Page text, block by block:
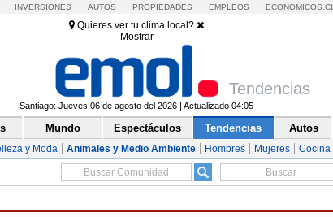
INVERSIONES AUTOS PROPIEDADES EMPLEOS ECONÓMICOS.CL
Quieres ver tu clima local?
Mostrar
Tendencias
Santiago: Jueves 06 de agosto del 2026 | Actualizado 04:05
Mundo Espectáculos Tendencias Autos
y Moda Animales y Medio Ambiente Hombres Mujeres Cocina